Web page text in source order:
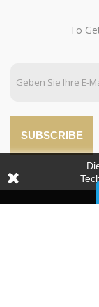
To
SUBSCRIBE